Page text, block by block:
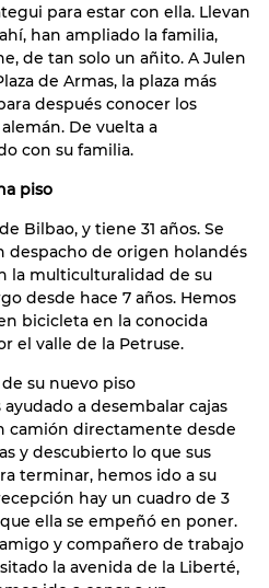
para estar con ella. Llevan
han ampliado la familia,
de tan solo un añito. A Julen
de Armas, la plaza más
después conocer los
De vuelta a
con su familia.
piso
Bilbao, y tiene 31 años. Se
despacho de origen holandés
la multiculturalidad de su
desde hace 7 años. Hemos
bicicleta en la conocida
el valle de la Petruse.
su nuevo piso
a desembalar cajas
camión directamente desde
y descubierto lo que sus
terminar, hemos ido a su
hay un cuadro de 3
ella se empeñó en poner.
y compañero de trabajo
la avenida de la Liberté,